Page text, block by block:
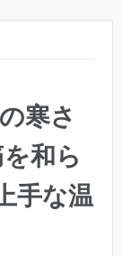
寒さ
和ら
手な温